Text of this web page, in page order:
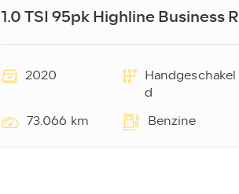
1.0 TSI 95pk Highline Business R
2020
Handgeschakel
d
73.066 km
Benzine